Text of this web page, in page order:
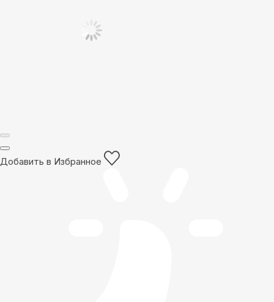
Добавить в Избранное